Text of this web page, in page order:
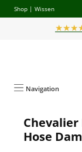
Zum Hauptinhalt springen
Shop | Wissen
Navigation
Bildergalerie
Chevalier
Hose